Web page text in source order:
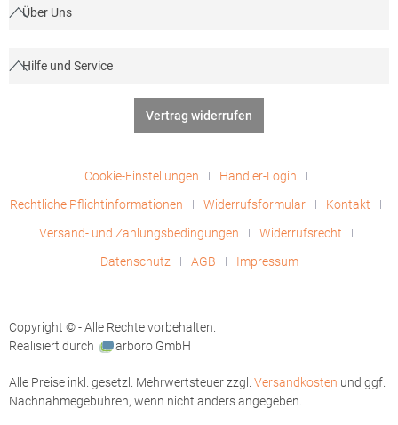
Über Uns
Hilfe und Service
Vertrag widerrufen
Cookie-Einstellungen
Händler-Login
Rechtliche Pflichtinformationen
Widerrufsformular
Kontakt
Versand- und Zahlungsbedingungen
Widerrufsrecht
Datenschutz
AGB Impressum
Copyright © - Alle Rechte vorbehalten.
Realisiert durch
arboro GmbH
Alle Preise inkl. gesetzl. Mehrwertsteuer zzgl. Versandkosten und ggf.
Nachnahmegebühren, wenn nicht anders angegeben.